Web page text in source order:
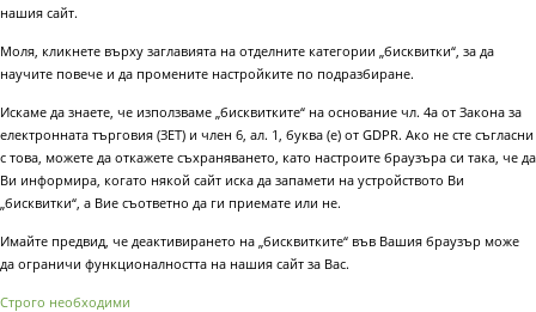
нашия сайт.
Моля, кликнете върху заглавията на отделните категории „бисквитки“, за да
научите повече и да промените настройките по подразбиране.
Искаме да знаете, че използваме „бисквитките“ на основание чл. 4а от Закона за
електронната търговия (ЗЕТ) и член 6, ал. 1, буква (е) от GDPR. Ако не сте съгласни
с това, можете да откажете съхраняването, като настроите браузъра си така, че да
Ви информира, когато някой сайт иска да запамети на устройството Ви
„бисквитки“, а Вие съответно да ги приемате или не.
Имайте предвид, че деактивирането на „бисквитките“ във Вашия браузър може
да ограничи функционалността на нашия сайт за Вас.
Строго необходими